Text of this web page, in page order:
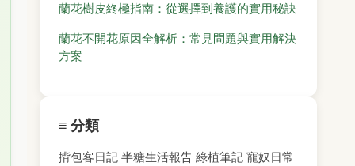
蘭花樹皮終極指南：從選擇到養護的實用秘訣
蘭花不開花原因全解析：常見問題與實用解決
方案
≡ 分類
揹包客日記 半糖生活報告 綠植筆記 寵奴日常